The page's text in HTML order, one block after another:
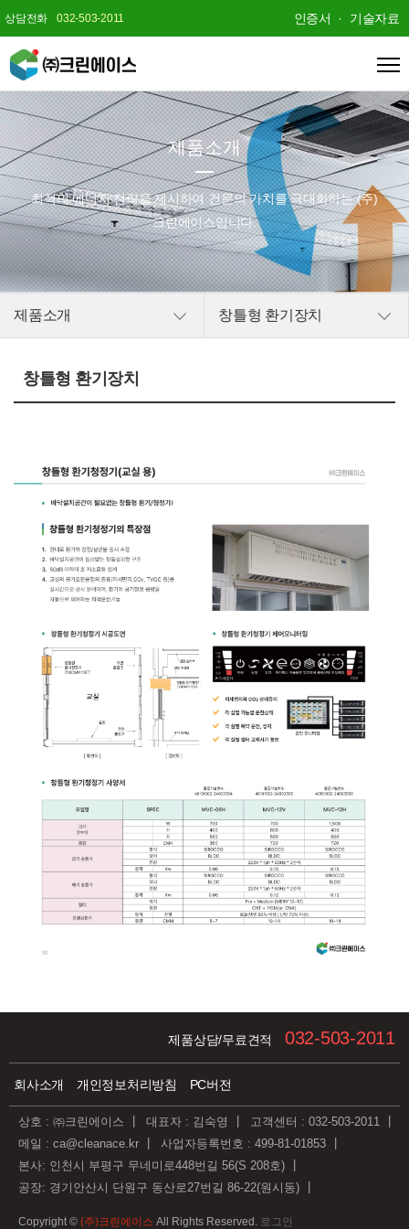
상담전화 032-503-2011 인증서 기술자료
제품소개
최적의 에너지 전략을 제시하여건문의 가치를 극대화하는 (주)
크린에이스입니다.
제품소개 창틀형 환기장치
창틀형 환기장치
제품상담/무료견적 032-503-2011
회사소개 개인정보처리방침 PC버전
상호 : ㈜크린에이스 대표자 : 김숙영
고객센터 : 032-503-2011
메일 : ca@cleanace.kr
사업자등록번호 : 499-81-01853
본사: 인천시 부평구 무네미로448번길 56(S 208호)
공장: 경기안산시 단원구 동산로27번길 86-22(원시동)
Copyright © (주)크린에이스 All Rights Reserved. 로그인